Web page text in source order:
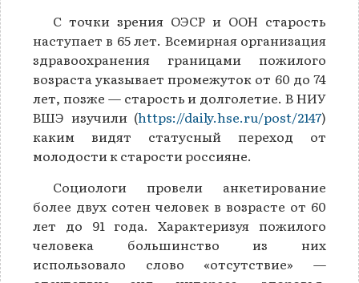
С точки зрения ОЭСР и ООН старость
наступает в 65 лет. Всемирная организация
здравоохранения границами пожилого
возраста указывает промежуток от 60 до 74
лет, позже — старость и долголетие. В НИУ
ВШЭ изучили (https://daily.hse.ru/post/2147)
каким видят статусный переход от
молодости к старости россияне.
Социологи провели анкетирование
более двух сотен человек в возрасте от 60
лет до 91 года. Характеризуя пожилого
человека большинство из них
использовало слово «отсутствие» —